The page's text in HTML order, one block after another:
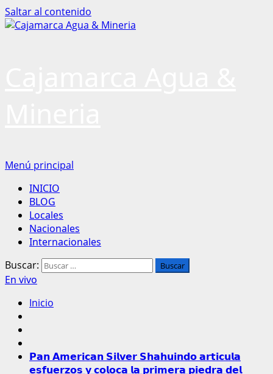
Saltar al contenido
Menú principal
INICIO
BLOG
Locales
Nacionales
Internacionales
Buscar:
En vivo
Inicio
𝗣𝗮𝗻 𝗔𝗺𝗲𝗿𝗶𝗰𝗮𝗻 𝗦𝗶𝗹𝘃𝗲𝗿 𝗦𝗵𝗮𝗵𝘂𝗶𝗻𝗱𝗼 𝗮𝗿𝘁𝗶𝗰𝘂𝗹𝗮
𝗲𝘀𝗳𝘂𝗲𝗿𝘇𝗼𝘀 𝘆 𝗰𝗼𝗹𝗼𝗰𝗮 𝗹𝗮 𝗽𝗿𝗶𝗺𝗲𝗿𝗮 𝗽𝗶𝗲𝗱𝗿𝗮 𝗱𝗲𝗹